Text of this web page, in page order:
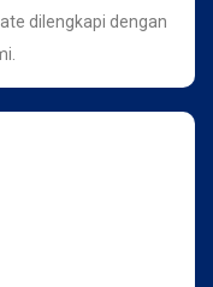
dilengkapi dengan